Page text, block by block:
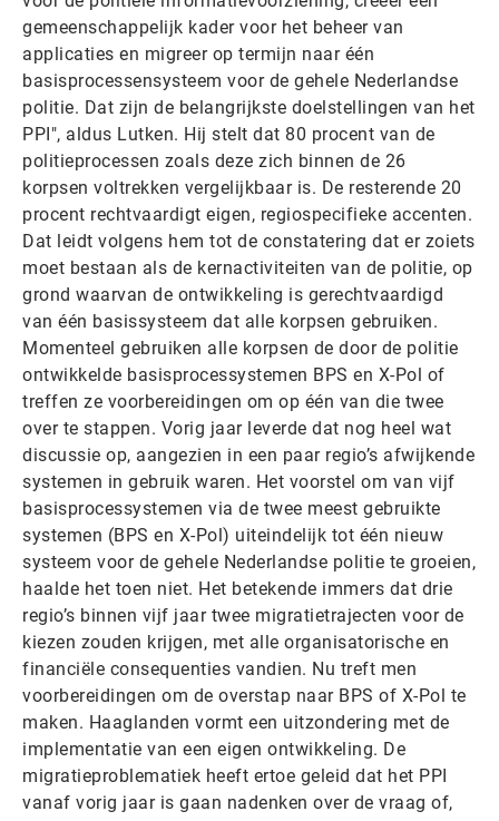
gemeenschappelijk kader voor het beheer van
applicaties en migreer op termijn naar één
basisprocessensysteem voor de gehele Nederlandse
politie. Dat zijn de belangrijkste doelstellingen van het
PPI", aldus Lutken. Hij stelt dat 80 procent van de
politieprocessen zoals deze zich binnen de 26
korpsen voltrekken vergelijkbaar is. De resterende 20
procent rechtvaardigt eigen, regiospecifieke accenten.
Dat leidt volgens hem tot de constatering dat er zoiets
moet bestaan als de kernactiviteiten van de politie, op
grond waarvan de ontwikkeling is gerechtvaardigd
van één basissysteem dat alle korpsen gebruiken.
Momenteel gebruiken alle korpsen de door de politie
ontwikkelde basisprocessystemen BPS en X-Pol of
treffen ze voorbereidingen om op één van die twee
over te stappen. Vorig jaar leverde dat nog heel wat
discussie op, aangezien in een paar regio’s afwijkende
systemen in gebruik waren. Het voorstel om van vijf
basisprocessystemen via de twee meest gebruikte
systemen (BPS en X-Pol) uiteindelijk tot één nieuw
systeem voor de gehele Nederlandse politie te groeien,
haalde het toen niet. Het betekende immers dat drie
regio’s binnen vijf jaar twee migratietrajecten voor de
kiezen zouden krijgen, met alle organisatorische en
financiële consequenties vandien. Nu treft men
voorbereidingen om de overstap naar BPS of X-Pol te
maken. Haaglanden vormt een uitzondering met de
implementatie van een eigen ontwikkeling. De
migratieproblematiek heeft ertoe geleid dat het PPI
vanaf vorig jaar is gaan nadenken over de vraag of,